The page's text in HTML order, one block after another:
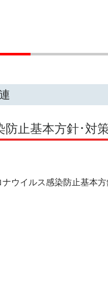
止基本方針･対
ナウイルス感染防止基本